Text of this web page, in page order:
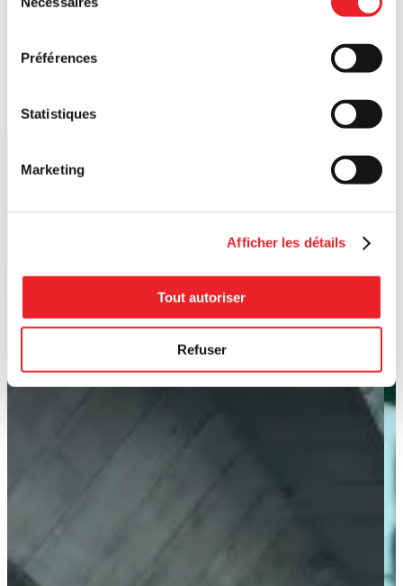
Préférences
Statistiques
Marketing
Afficher les détails
Tout autoriser
Refuser